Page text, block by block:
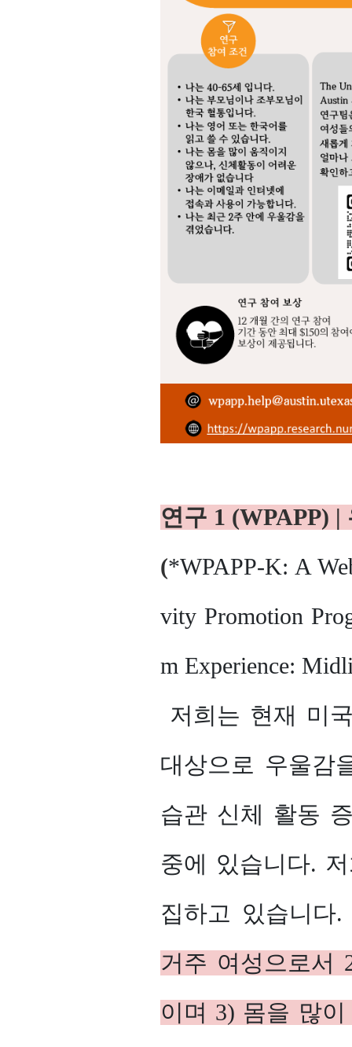
연구 1 (WPAPP)
(*WPAPP-K: A
vity Promotion
m Experience:
저희는 현재 미
대상으로 우울감
습관 신체 활동
중에 있습니다.
집하고 있습니다
거주 여성으로서
이며 3) 몸을 많